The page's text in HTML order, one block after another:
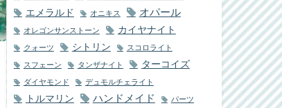
エメラルド
オニキス オパール
オレゴンサンストーン カイヤナイト
クォーツ シトリン スコロライト
スフェーン タンザナイト ターコイズ
ダイヤモンド デュモルチェライト
トルマリン ハンドメイド パーツ